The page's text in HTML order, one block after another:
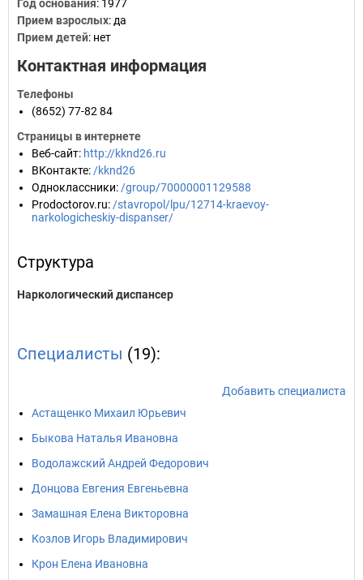
Год основания: 1977
Прием взрослых: да
Прием детей: нет
Контактная информация
Телефоны
(8652) 77-82 84
Страницы в интернете
Веб-сайт: http://kknd26.ru
ВКонтакте: /kknd26
Одноклассники: /group/70000001129588
Prodoctorov.ru: /stavropol/lpu/12714-kraevoy-
narkologicheskiy-dispanser/
Структура
Наркологический диспансер
Специалисты (19):
Добавить специалиста
Астащенко Михаил Юрьевич
Быкова Наталья Ивановна
Водолажский Андрей Федорович
Донцова Евгения Евгеньевна
Замашная Елена Викторовна
Козлов Игорь Владимирович
Крон Елена Ивановна